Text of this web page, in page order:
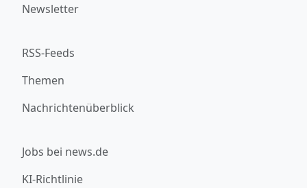
Newsletter
RSS-Feeds
Themen
Nachrichtenüberblick
Jobs bei news.de
KI-Richtlinie